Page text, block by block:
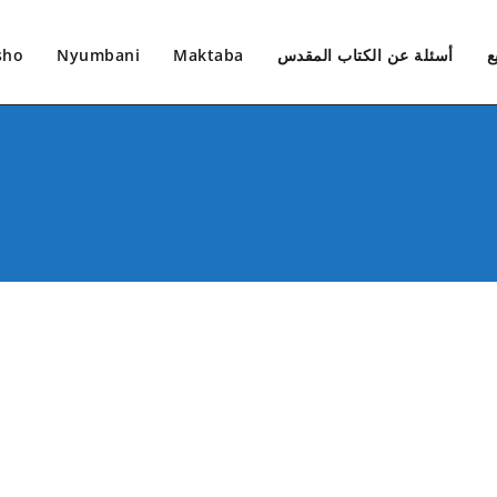
أسئلة عن الكتاب المقدس Maktaba
Nyumbani